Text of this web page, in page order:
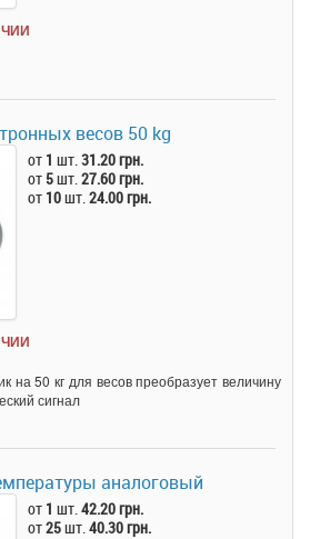
весов 50 kg
от 1 шт.31.20 грн.
от 5шт.27.60 грн.
от 10шт.24.00 грн.
на 50 кг для весов преобразует величину
сигнал
аналоговый
от 1 шт.42.20 грн.
от25шт.40.30 грн.